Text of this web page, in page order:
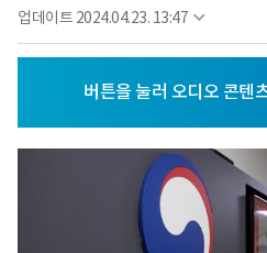
업데이트 2024.04.23. 13:47